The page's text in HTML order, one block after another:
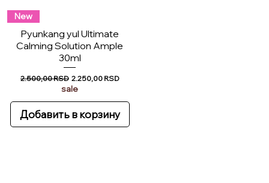
New
Pyunkang yul Ultimate
Calming Solution Ample
30ml
Обычная цена
2.500,00 RSD Цена со скидкой
2.250,00 RSD
sale
Добавить в корзину